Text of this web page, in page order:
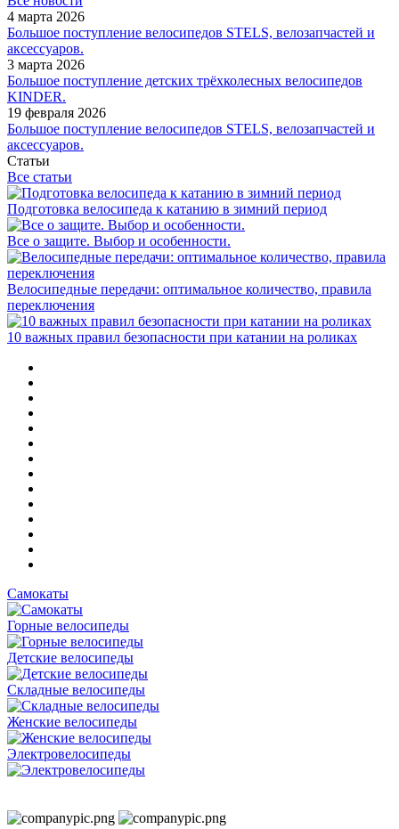
4 марта 2026
Большое поступление велосипедов STELS, велозапчастей и
аксессуаров.
3 марта 2026
Большое поступление детских трёхколесных велосипедов
KINDER.
19 февраля 2026
Большое поступление велосипедов STELS, велозапчастей и
аксессуаров.
Статьи
Все статьи
Подготовка велосипеда к катанию в зимний период
Все о защите. Выбор и особенности.
Велосипедные передачи: оптимальное количество, правила
переключения
10 важных правил безопасности при катании на роликах
Самокаты
Горные велосипеды
Детские велосипеды
Складные велосипеды
Женские велосипеды
Электровелосипеды